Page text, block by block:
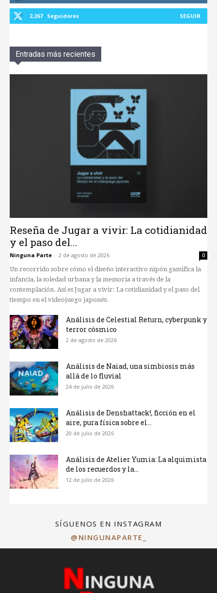
2,267 Seguidores SEGUIR
Entradas más recientes
Reseña de Jugar a vivir: La cotidianidad
y el paso del...
Ninguna Parte - 2 de agosto de 2026 0
Un recorrido sobre cómo el diseño interactivo nipón gamifica la
infancia, la soledad urbana y la memoria a través de la
contemplación. Así es Jugar a vivir: La cotidianidad y el paso del
tiempo en el videojuego japonés.
Análisis de Celestial Return, cyberpunk y
terror cósmico
2 de agosto de 2026
Análisis de Naiad, una simbiosis más
allá de lo fluvial
24 de julio de 2026
Análisis de Denshattack!, ficción en el
aire, pura física sobre el...
20 de julio de 2026
Análisis de Atelier Yumia: La alquimista
de los recuerdos y la...
12 de julio de 2026
SÍGUENOS EN INSTAGRAM
@NINGUNAPARTE_